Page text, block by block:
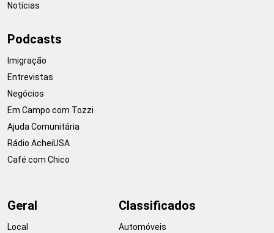
Notícias
Podcasts
Imigração
Entrevistas
Negócios
Em Campo com Tozzi
Ajuda Comunitária
Rádio AcheiUSA
Café com Chico
Geral
Local
Classificados
Automóveis